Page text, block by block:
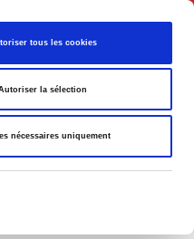
tous les cookies
la sélection
nécessaires uniquement